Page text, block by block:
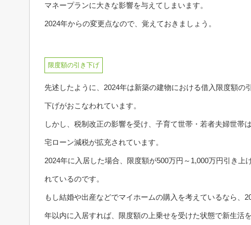
マネープランに大きな影響を与えてしまいます。
2024年からの変更点なので、覚えておきましょう。
限度額の引き下げ
先述したように、2024年は新築の建物における借入限度額の
下げがおこなわれています。
しかし、税制改正の影響を受け、子育て世帯・若者夫婦世帯
宅ローン減税が拡充されています。
2024年に入居した場合、限度額が500万円～1,000万円引き上
れているのです。
もし結婚や出産などでマイホームの購入を考えているなら、
年以内に入居すれば、限度額の上乗せを受けた状態で新生活